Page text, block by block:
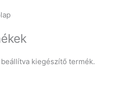
kiegészítő termék.